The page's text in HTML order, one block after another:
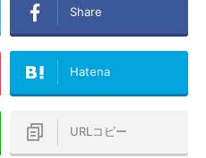
Share
Hatena
URLコピー